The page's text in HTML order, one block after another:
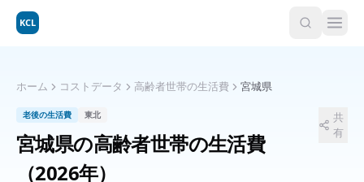
KCL
ホーム コストデータ 高齢者世帯の生活費 宮城県
老後の生活費 東北
宮城県の高齢者世帯の生活費
（2026年）
共
有